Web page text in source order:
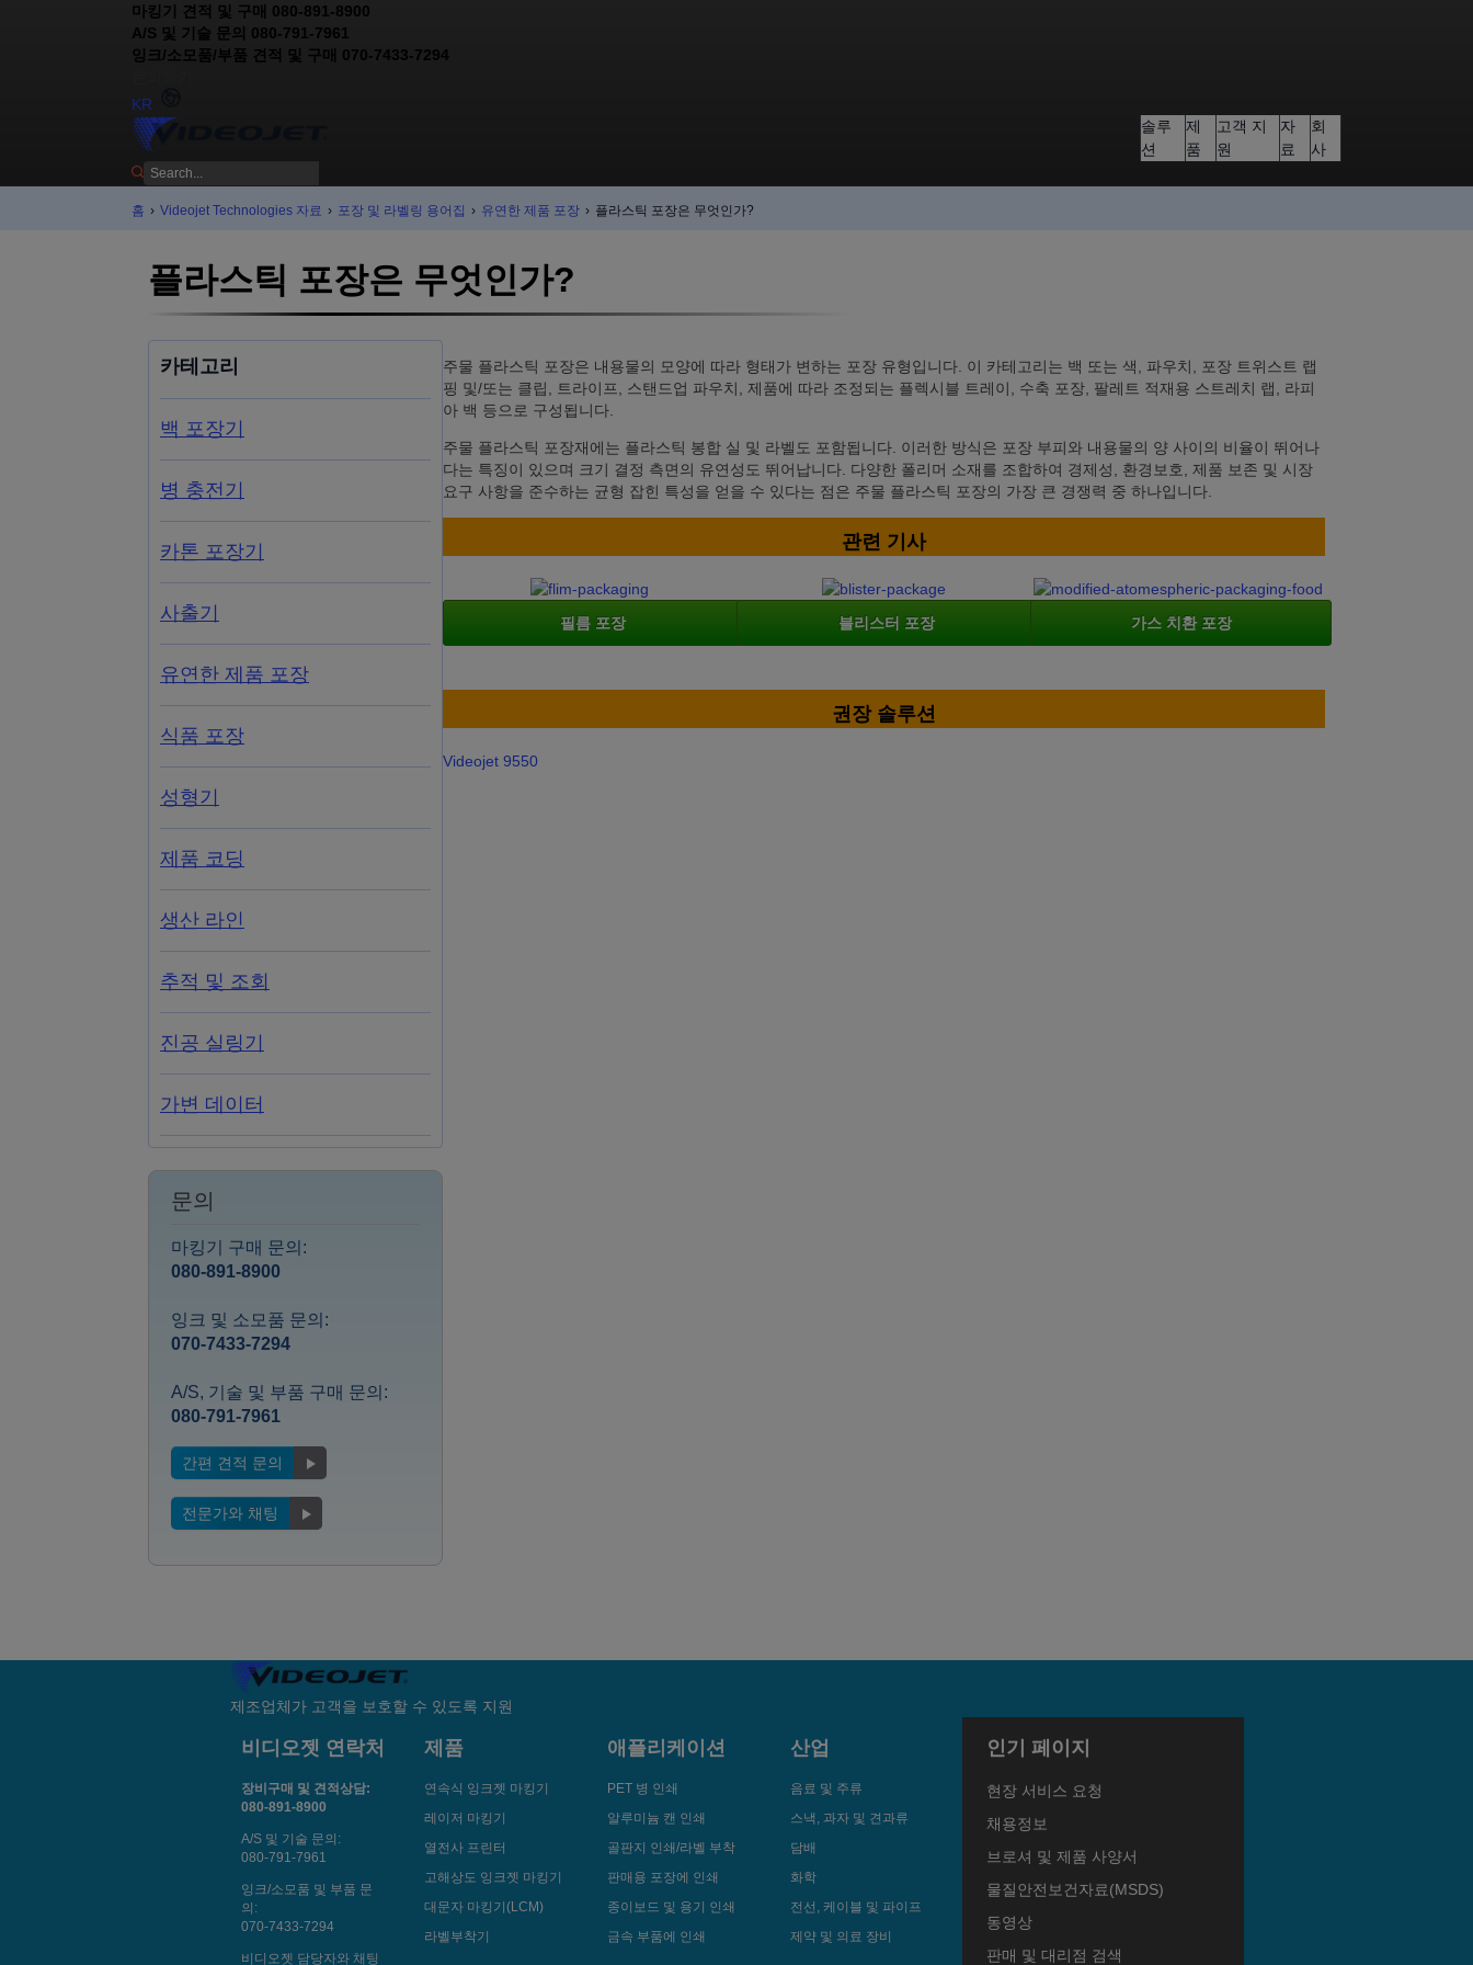
마킹기 견적 및 구매 080-891-8900
A/S 및 기술 문의 080-791-7961
잉크/소모품/부품 견적 및 구매 070-7433-7294
KR
솔루
션
제
품
고객 지
원
자
료
회
사
홈 › Videojet Technologies 자료 › 포장 및 라벨링 용어집 › 유연한 제품 포장 › 플라스틱 포장은 무엇인가?
플라스틱 포장은 무엇인가?
카테고리
백 포장기
병 충전기
카톤 포장기
사출기
유연한 제품 포장
식품 포장
성형기
제품 코딩
생산 라인
추적 및 조회
진공 실링기
가변 데이터
문의
마킹기 구매 문의:
080-891-8900
잉크 및 소모품 문의:
070-7433-7294
A/S, 기술 및 부품 구매 문의:
080-791-7961
간편 견적 문의
전문가와 채팅
주물 플라스틱 포장은 내용물의 모양에 따라 형태가 변하는 포장 유형입니다. 이 카테고리는 백 또는 색, 파우치, 포장 트위스트 랩
핑 및/또는 클립, 트라이프, 스탠드업 파우치, 제품에 따라 조정되는 플렉시블 트레이, 수축 포장, 팔레트 적재용 스트레치 랩, 라피
아 백 등으로 구성됩니다.
주물 플라스틱 포장재에는 플라스틱 봉합 실 및 라벨도 포함됩니다. 이러한 방식은 포장 부피와 내용물의 양 사이의 비율이 뛰어나
다는 특징이 있으며 크기 결정 측면의 유연성도 뛰어납니다. 다양한 폴리머 소재를 조합하여 경제성, 환경보호, 제품 보존 및 시장
요구 사항을 준수하는 균형 잡힌 특성을 얻을 수 있다는 점은 주물 플라스틱 포장의 가장 큰 경쟁력 중 하나입니다.
관련 기사
필름 포장 블리스터 포장 가스 치환 포장
권장 솔루션
Videojet 9550
제조업체가 고객을 보호할 수 있도록 지원
비디오젯 연락처
장비구매 및 견적상담:
080-891-8900
A/S 및 기술 문의:
080-791-7961
잉크/소모품 및 부품 문
의:
070-7433-7294
비디오젯 담당자와 채팅
제품
연속식 잉크젯 마킹기
레이저 마킹기
열전사 프린터
고해상도 잉크젯 마킹기
대문자 마킹기(LCM)
라벨부착기
애플리케이션
PET 병 인쇄
알루미늄 캔 인쇄
골판지 인쇄/라벨 부착
판매용 포장에 인쇄
종이보드 및 용기 인쇄
금속 부품에 인쇄
산업
음료 및 주류
스낵, 과자 및 견과류
담배
화학
전선, 케이블 및 파이프
제약 및 의료 장비
인기 페이지
현장 서비스 요청
채용정보
브로셔 및 제품 사양서
물질안전보건자료(MSDS)
동영상
판매 및 대리점 검색